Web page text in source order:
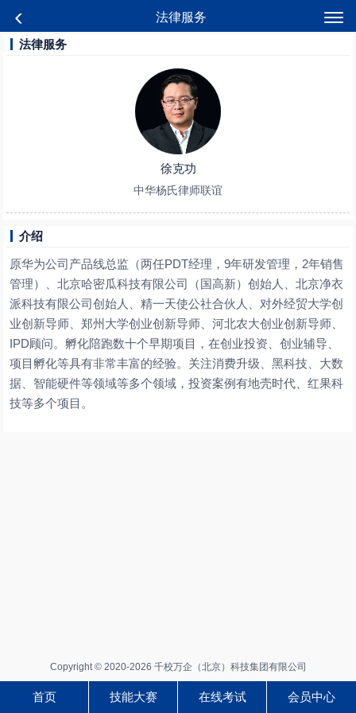
法律服务
法律服务
徐克功
中华杨氏律师联谊
介绍
原华为公司产品线总监（两任PDT经理，9年研发管理，2年销售
管理）、北京哈密瓜科技有限公司（国高新）创始人、北京净衣
派科技有限公司创始人、精一天使公社合伙人、对外经贸大学创
业创新导师、郑州大学创业创新导师、河北农大创业创新导师、
IPD顾问。孵化陪跑数十个早期项目，在创业投资、创业辅导、
项目孵化等具有非常丰富的经验。关注消费升级、黑科技、大数
据、智能硬件等领域等多个领域，投资案例有地壳时代、红果科
技等多个项目。
Copyright © 2020-2026 千校万企（北京）科技集团有限公司
首页 技能大赛 在线考试 会员中心